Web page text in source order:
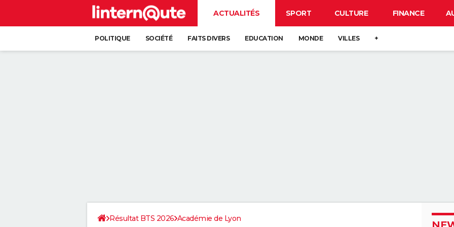
ACTUALITÉS SPORT CULTURE FINANCE
POLITIQUE SOCIÉTÉ FAITS DIVERS EDUCATION MONDE VILLES +
Résultat BTS 2026 Académie de Lyon